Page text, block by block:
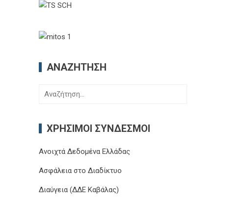
ΑΝΑΖΉΤΗΣΗ
Αναζήτηση
ΧΡΉΣΙΜΟΙ ΣΎΝΔΕΣΜΟΙ
Ανοιχτά Δεδομένα Ελλάδας
Ασφάλεια στο Διαδίκτυο
Διαύγεια (ΔΔΕ Καβάλας)